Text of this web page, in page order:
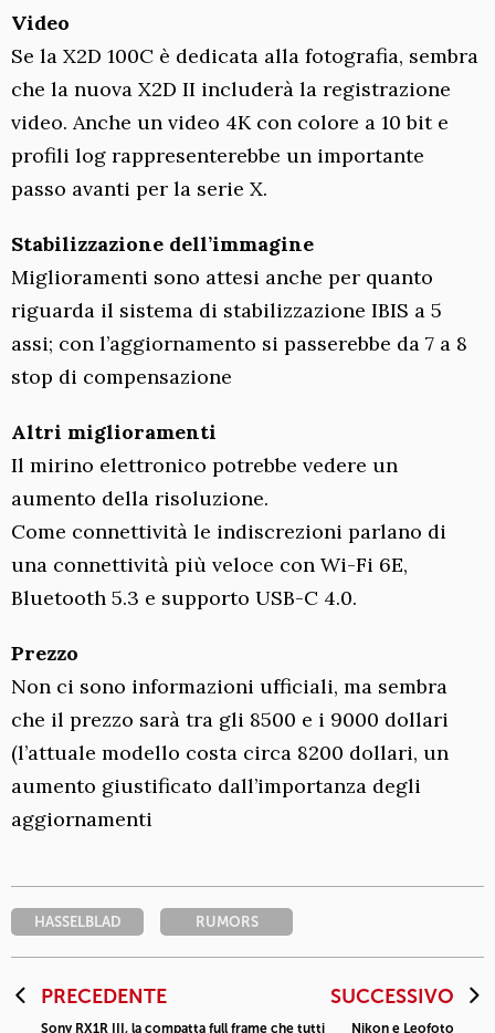
Video
Se la X2D 100C è dedicata alla fotografia, sembra
che la nuova X2D II includerà la registrazione
video. Anche un video 4K con colore a 10 bit e
profili log rappresenterebbe un importante
passo avanti per la serie X.
Stabilizzazione dell’immagine
Miglioramenti sono attesi anche per quanto
riguarda il sistema di stabilizzazione IBIS a 5
assi; con l’aggiornamento si passerebbe da 7 a 8
stop di compensazione
Altri miglioramenti
Il mirino elettronico potrebbe vedere un
aumento della risoluzione.
Come connettività le indiscrezioni parlano di
una connettività più veloce con Wi-Fi 6E,
Bluetooth 5.3 e supporto USB-C 4.0.
Prezzo
Non ci sono informazioni ufficiali, ma sembra
che il prezzo sarà tra gli 8500 e i 9000 dollari
(l’attuale modello costa circa 8200 dollari, un
aumento giustificato dall’importanza degli
aggiornamenti
HASSELBLAD RUMORS
PRECEDENTE
Sony RX1R III, la compatta full frame che tutti
SUCCESSIVO
Nikon e Leofoto